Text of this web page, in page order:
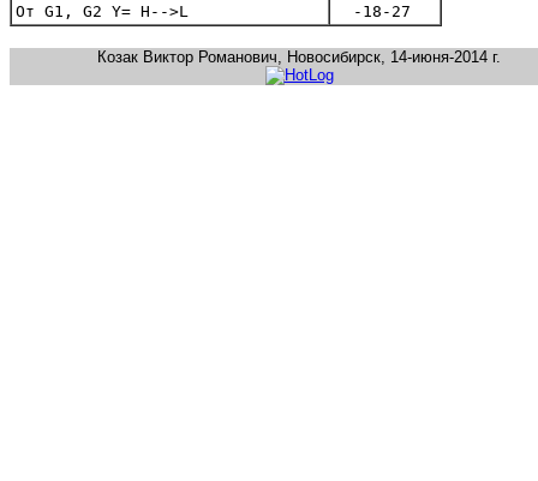
От G1, G2 Y= H-->L
-18-27
Козак Виктор Романович, Новосибирск, 14-июня-2014 г.